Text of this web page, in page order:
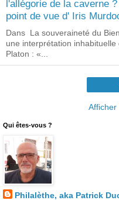
l'allégorie de la caverne
point de vue d' Iris
Dans La souveraineté du
une interprétation inhabituelle
Platon : «...
Afficher
Qui êtes-vous ?
Philalèthe, aka Patrick